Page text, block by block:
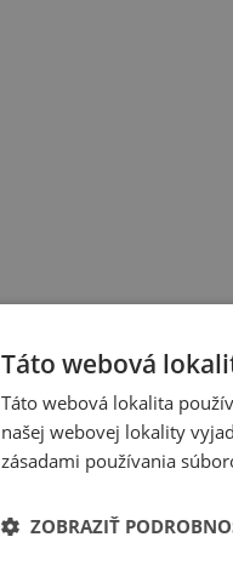
Táto webová
Táto webová lokalita
našej webovej lokality
zásadami používania
ZOBRAZIŤ